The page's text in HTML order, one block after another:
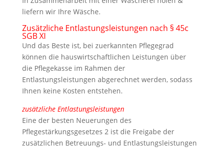
liefern wir Ihre Wäsche.
Zusätzliche Entlastungsleistungen nach § 45c
SGB XI
Und das Beste ist, bei zuerkannten Pflegegrad
können die hauswirtschaftlichen Leistungen über
die Pflegekasse im Rahmen der
Entlastungsleistungen abgerechnet werden, sodass
Ihnen keine Kosten entstehen.
zusätzliche Entlastungsleistungen
Eine der besten Neuerungen des
Pflegestärkungsgesetzes 2 ist die Freigabe der
zusätzlichen Betreuungs- und Entlastungsleistungen